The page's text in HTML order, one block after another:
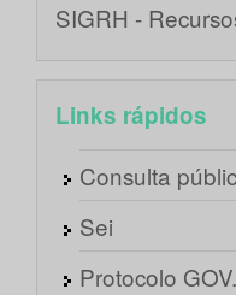
SIGRH -
Links rápidos
Consulta
Sei
Protocolo